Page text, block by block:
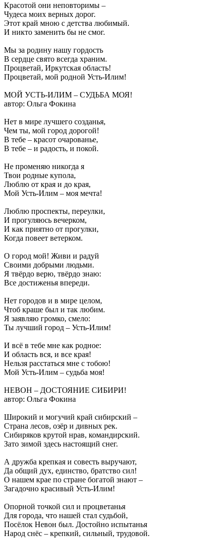
Красотой они неповторимы –
Чудеса моих верных дорог.
Этот край мною с детства любимый.
И никто заменить бы не смог.
Мы за родину нашу гордость
В сердце свято всегда храним.
Процветай, Иркутская область!
Процветай, мой родной Усть-Илим!
МОЙ УСТЬ-ИЛИМ – СУДЬБА МОЯ!
автор: Ольга Фокина
Нет в мире лучшего созданья,
Чем ты, мой город дорогой!
В тебе – красот очарованье,
В тебе – и радость, и покой.
Не променяю никогда я
Твои родные купола,
Люблю от края и до края,
Мой Усть-Илим – моя мечта!
Люблю проспекты, переулки,
И прогуляюсь вечерком,
И как приятно от прогулки,
Когда повеет ветерком.
О город мой! Живи и радуй
Своими добрыми людьми.
Я твёрдо верю, твёрдо знаю:
Все достиженья впереди.
Нет городов и в мире целом,
Чтоб краше был и так любим.
Я заявляю громко, смело:
Ты лучший город – Усть-Илим!
И всё в тебе мне как родное:
И область вся, и все края!
Нельзя расстаться мне с тобою!
Мой Усть-Илим – судьба моя!
НЕВОН – ДОСТОЯНИЕ СИБИРИ!
автор: Ольга Фокина
Широкий и могучий край сибирский –
Страна лесов, озёр и дивных рек.
Сибиряков крутой нрав, командирский.
Зато зимой здесь настоящий снег.
А дружба крепкая и совесть выручают,
Да общий дух, единство, братство сил!
О нашем крае по стране богатой знают –
Загадочно красивый Усть-Илим!
Опорной точкой сил и процветанья
Для города, что нашей стал судьбой,
Посёлок Невон был. Достойно испытанья
Народ снёс – крепкий, сильный, трудовой.